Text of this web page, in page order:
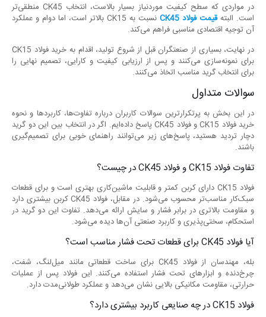
در مواردی که سطح کیفیت موردنیاز بسیار بالاست، انتخاب CK45 منطقی‌تر
است. البتهقیمت فولادCK45
نسبت به CK15 بالاتر است، اما دوام و عملکرد
آن توجیه اقتصادی مناسبی فراهم می‌کند.
در نهایت، بسیاری از صنعتگران قبل از شروع تولید، اقدام به خرید فولاد CK15
برای نمونه‌سازی می‌کنند و پس از ارزیابی کیفیت و کارایی، تصمیم نهایی را
برای انتخاب گرید مناسب اتخاذ می‌کنند.
سوالات متداول
در این بخش به پرتکرارترین سوالات کاربران درباره تفاوت‌ها، کاربردها و نحوه
خرید فولاد CK15 و فولاد CK45 پاسخ داده‌ایم. اگر در انتخاب بین این دو گرید
دچار تردید هستید، پاسخ‌های زیر می‌توانند راهنمای خوبی برای تصمیم‌گیری
باشند.
تفاوت فولاد CK15 و فولاد CK45 در چیست؟
فولاد CK15 دارای کربن کمتر و قابلیت ماشین‌کاری بهتری است و برای قطعات
سبک‌کار مناسب‌تر محسوب می‌شود. در مقابل، فولاد CK45 کربن بیشتری دارد
و مقاومت بالاتری در برابر فشار و سایش ارائه می‌دهد. تفاوت این دو گرید در
استحکام، سختی‌پذیری و کاربرد صنعتی آن‌ها دیده می‌شود.
آیا فولاد CK45 برای قطعات تحت فشار مناسب است؟
بله، مهندسان از فولاد CK45 برای ساخت قطعاتی مانند میل‌لنگ، شفت،
چرخ‌دنده و ابزارهای تحت فشار استفاده می‌کنند. این فولاد پس از عملیات
حرارتی، مقاومت مکانیکی بالایی نشان می‌دهد و عملکرد طولانی‌مدت دارد.
فولاد CK15 در چه صنایعی کاربرد بیشتری دارد؟